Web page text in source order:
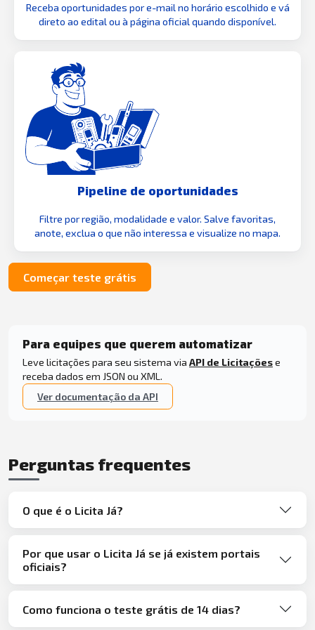
Receba oportunidades por e-mail no horário escolhido e vá
direto ao edital ou à página oficial quando disponível.
Pipeline de oportunidades
Filtre por região, modalidade e valor. Salve favoritas,
anote, exclua o que não interessa e visualize no mapa.
Começar teste grátis
Para equipes que querem automatizar
Leve licitações para seu sistema via API de Licitaçõese
receba dados em JSON ou XML.
Ver documentação da API
Perguntas frequentes
O que é o Licita Já?
Por que usar o Licita Já se já existem portais
oficiais?
Como funciona o teste grátis de 14 dias?